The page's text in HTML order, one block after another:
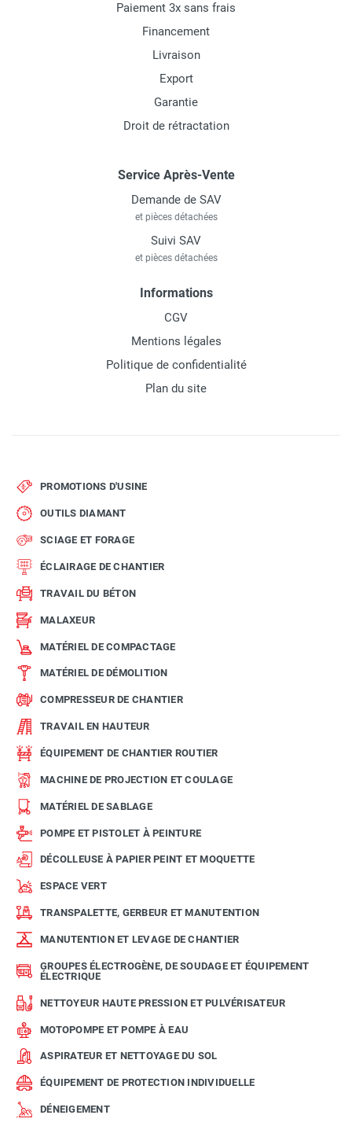
Paiement 3x sans frais
Financement
Livraison
Export
Garantie
Droit de rétractation
Service Après-Vente
Demande de SAV
et pièces détachées
Suivi SAV
et pièces détachées
Informations
CGV
Mentions légales
Politique de confidentialité
Plan du site
PROMOTIONS D'USINE
OUTILS DIAMANT
SCIAGE ET FORAGE
ÉCLAIRAGE DE CHANTIER
TRAVAIL DU BÉTON
MALAXEUR
MATÉRIEL DE COMPACTAGE
MATÉRIEL DE DÉMOLITION
COMPRESSEUR DE CHANTIER
TRAVAIL EN HAUTEUR
ÉQUIPEMENT DE CHANTIER ROUTIER
MACHINE DE PROJECTION ET COULAGE
MATÉRIEL DE SABLAGE
POMPE ET PISTOLET À PEINTURE
DÉCOLLEUSE À PAPIER PEINT ET MOQUETTE
ESPACE VERT
TRANSPALETTE, GERBEUR ET MANUTENTION
MANUTENTION ET LEVAGE DE CHANTIER
GROUPES ÉLECTROGÈNE, DE SOUDAGE ET ÉQUIPEMENT
ÉLECTRIQUE
NETTOYEUR HAUTE PRESSION ET PULVÉRISATEUR
MOTOPOMPE ET POMPE À EAU
ASPIRATEUR ET NETTOYAGE DU SOL
ÉQUIPEMENT DE PROTECTION INDIVIDUELLE
DÉNEIGEMENT